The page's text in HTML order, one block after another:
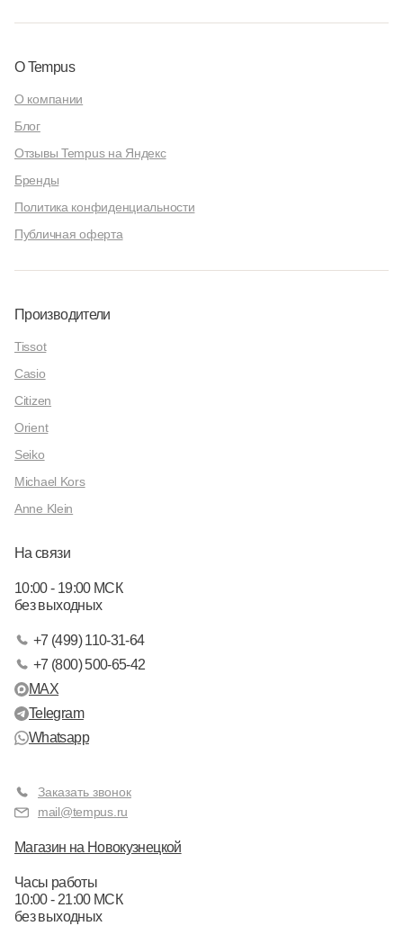
О Tempus
О компании
Блог
Отзывы Tempus на Яндекс
Бренды
Политика конфиденциальности
Публичная оферта
Производители
Tissot
Casio
Citizen
Orient
Seiko
Michael Kors
Anne Klein
На связи
10:00 - 19:00 МСК
без выходных
+7 (499) 110-31-64
+7 (800) 500-65-42
MAX
Telegram
Whatsapp
Заказать звонок
mail@tempus.ru
Магазин на Новокузнецкой
Часы работы
10:00 - 21:00 МСК
без выходных